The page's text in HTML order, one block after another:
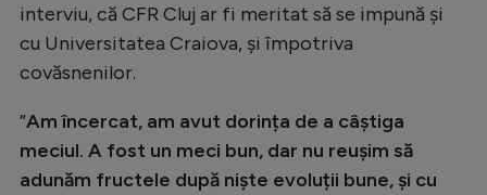
JO 2024
interviu, că CFR Cluj ar fi meritat să se impună și
cu Universitatea Craiova, și împotriva
covăsnenilor.
”Am încercat, am avut dorința de a câștiga
meciul. A fost un meci bun, dar nu reușim să
adunăm fructele după niște evoluții bune, și cu